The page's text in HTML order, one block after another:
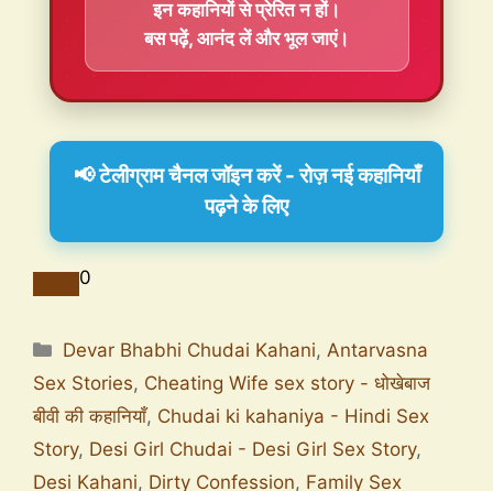
इन कहानियों से प्रेरित न हों।
बस पढ़ें, आनंद लें और भूल जाएं।
📢 टेलीग्राम चैनल जॉइन करें - रोज़ नई कहानियाँ
पढ़ने के लिए
0
Devar Bhabhi Chudai Kahani, Antarvasna
Sex Stories, Cheating Wife sex story - धोखेबाज
बीवी की कहानियाँ, Chudai ki kahaniya - Hindi Sex
Story, Desi Girl Chudai - Desi Girl Sex Story,
Desi Kahani, Dirty Confession, Family Sex